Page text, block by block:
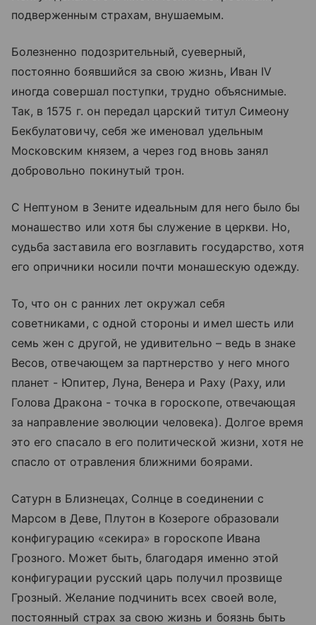
подверженным страхам, внушаемым.
Болезненно подозрительный, суеверный,
постоянно боявшийся за свою жизнь, Иван IV
иногда совершал поступки, трудно объяснимые.
Так, в 1575 г. он передал царский титул Симеону
Бекбулатовичу, себя же именовал удельным
Московским князем, а через год вновь занял
добровольно покинутый трон.
С Нептуном в Зените идеальным для него было бы
монашество или хотя бы служение в церкви. Но,
судьба заставила его возглавить государство, хотя
его опричники носили почти монашескую одежду.
То, что он с ранних лет окружал себя
советниками, с одной стороны и имел шесть или
семь жен с другой, не удивительно – ведь в знаке
Весов, отвечающем за партнерство у него много
планет - Юпитер, Луна, Венера и Раху (Раху, или
Голова Дракона - точка в гороскопе, отвечающая
за направление эволюции человека). Долгое время
это его спасало в его политической жизни, хотя не
спасло от отравления ближними боярами.
Сатурн в Близнецах, Солнце в соединении с
Марсом в Деве, Плутон в Козероге образовали
конфигурацию «секира» в гороскопе Ивана
Грозного. Может быть, благодаря именно этой
конфигурации русский царь получил прозвище
Грозный. Желание подчинить всех своей воле,
постоянный страх за свою жизнь и боязнь быть